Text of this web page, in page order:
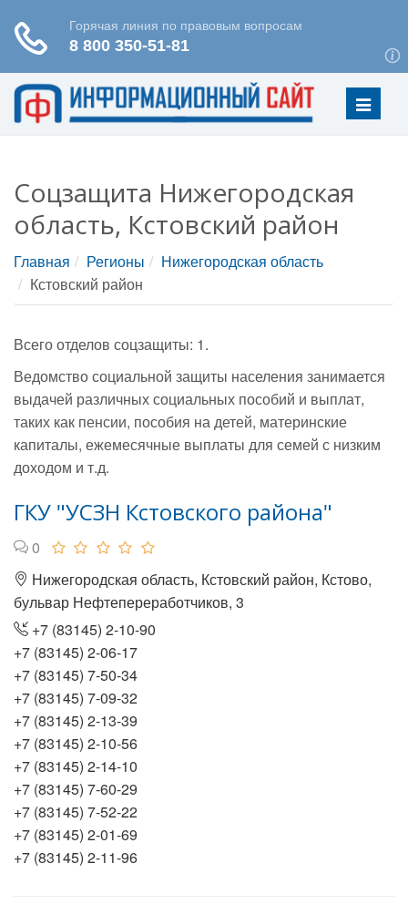
Меню
Соцзащита Нижегородская
область, Кстовский район
Главная Регионы
Нижегородская область
Кстовский район
Всего отделов соцзащиты: 1.
Ведомство социальной защиты населения занимается
выдачей различных социальных пособий и выплат,
таких как пенсии, пособия на детей, материнские
капиталы, ежемесячные выплаты для семей с низким
доходом и т.д.
ГКУ "УСЗН Кстовского района"
0
Нижегородская область, Кстовский район, Кстово,
бульвар Нефтепереработчиков, 3
+7 (83145) 2-10-90
+7 (83145) 2-06-17
+7 (83145) 7-50-34
+7 (83145) 7-09-32
+7 (83145) 2-13-39
+7 (83145) 2-10-56
+7 (83145) 2-14-10
+7 (83145) 7-60-29
+7 (83145) 7-52-22
+7 (83145) 2-01-69
+7 (83145) 2-11-96